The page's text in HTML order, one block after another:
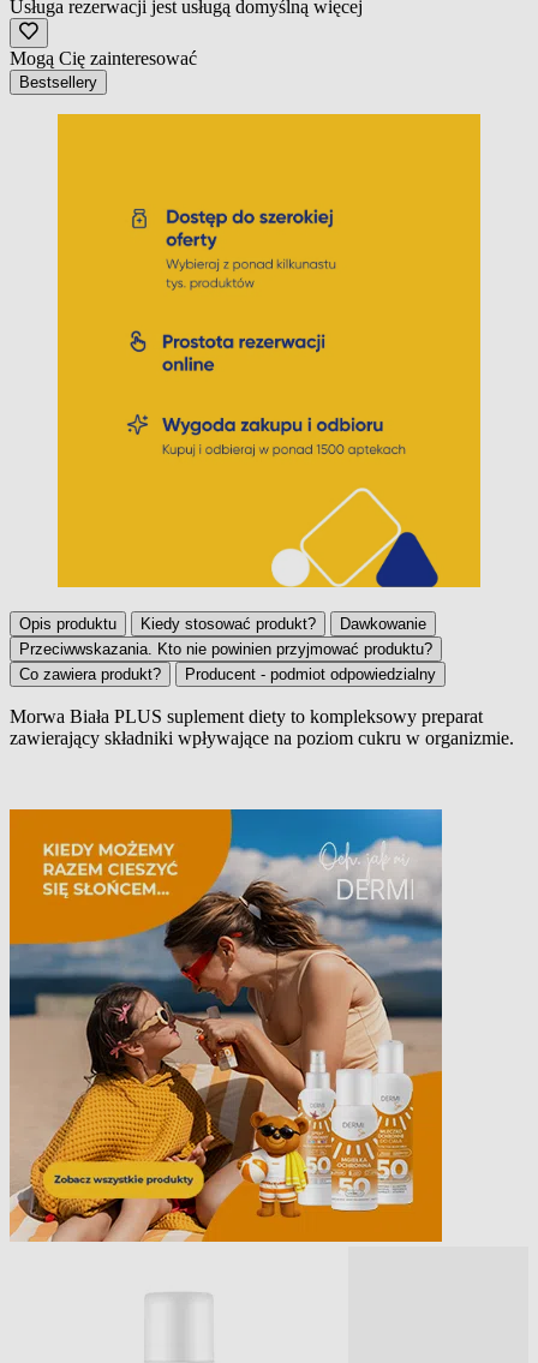
Usługa rezerwacji jest usługą domyślną więcej
Mogą Cię zainteresować
Bestsellery
Opis produktu Kiedy stosować produkt?
Dawkowanie
Przeciwwskazania. Kto nie powinien przyjmować produktu?
Co zawiera produkt?
Producent - podmiot odpowiedzialny
Opis produktu
Morwa Biała PLUS suplement diety to kompleksowy preparat
zawierający składniki wpływające na poziom cukru w organizmie.